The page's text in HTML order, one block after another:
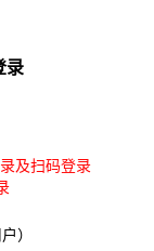
录
及扫码登录
）